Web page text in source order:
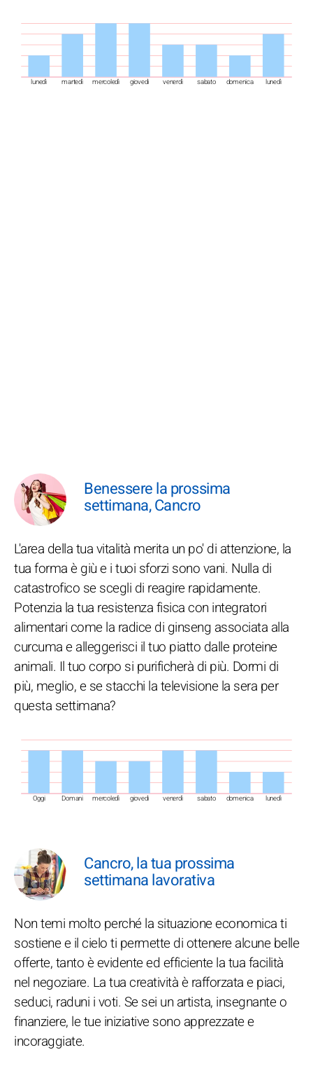
lunedì martedì mercoledì giovedì venerdì sabato domenica lunedì
Benessere la prossima
settimana, Cancro
Oggi Domani mercoledì giovedì venerdì sabato domenica lunedì
L'area della tua vitalità merita un po' di attenzione, la
tua forma è giù e i tuoi sforzi sono vani. Nulla di
catastrofico se scegli di reagire rapidamente.
Potenzia la tua resistenza fisica con integratori
alimentari come la radice di ginseng associata alla
curcuma e alleggerisci il tuo piatto dalle proteine
animali. Il tuo corpo si purificherà di più. Dormi di
più, meglio, e se stacchi la televisione la sera per
questa settimana?
Cancro, la tua prossima
settimana lavorativa
Non temi molto perché la situazione economica ti
sostiene e il cielo ti permette di ottenere alcune belle
offerte, tanto è evidente ed efficiente la tua facilità
nel negoziare. La tua creatività è rafforzata e piaci,
seduci, raduni i voti. Se sei un artista, insegnante o
finanziere, le tue iniziative sono apprezzate e
incoraggiate.